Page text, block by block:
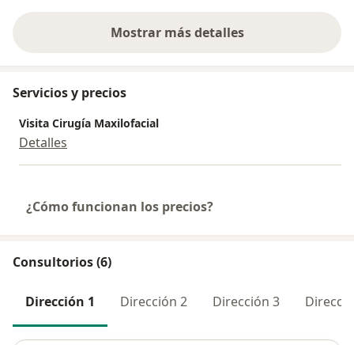
Distracción ÓseaMostrar más detalles
sobre la experiencia
Servicios y precios
Visita Cirugía Maxilofacial
Detalles
¿Cómo funcionan los precios?
Consultorios (6)
Dirección 1 Dirección 2 Dirección 3